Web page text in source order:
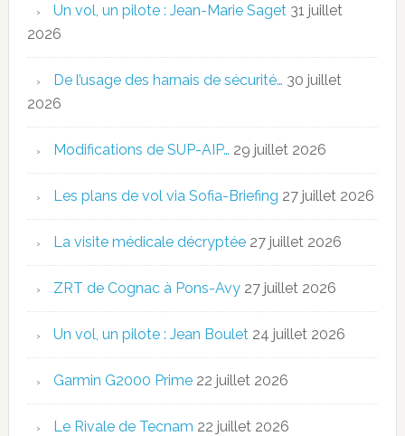
Un vol, un pilote : Jean-Marie Saget 31 juillet
2026
De l’usage des harnais de sécurité… 30 juillet
2026
Modifications de SUP-AIP… 29 juillet 2026
Les plans de vol via Sofia-Briefing 27 juillet 2026
La visite médicale décryptée 27 juillet 2026
ZRT de Cognac à Pons-Avy 27 juillet 2026
Un vol, un pilote : Jean Boulet 24 juillet 2026
Garmin G2000 Prime 22 juillet 2026
Le Rivale de Tecnam 22 juillet 2026